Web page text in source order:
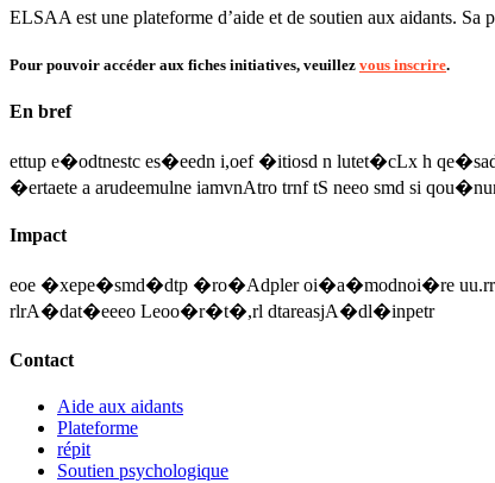
ELSAA est une plateforme d’aide et de soutien aux aidants. Sa
Pour pouvoir accéder aux fiches initiatives, veuillez vous inscrire.
En bref
ettup e�odtnestc es�eedn i,oef �itiosd n lutet�cLx h
�ertaete a arudeemulne iamvnAtro trnf tS neeo smd si
Impact
eoe �xepe�smd�dtp �ro�Adpler oi�a�modnoi�re
rlrA�dat�eeeo Leoo�r�t�,rl dtareasjA�dl�inpetr
Contact
Aide aux aidants
Plateforme
répit
Soutien psychologique